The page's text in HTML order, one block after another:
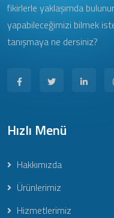
fikirlerle yaklaşımda
yapabileceğimizi bilmek
tanışmaya ne dersiniz?
Hızlı Menü
Hakkımızda
Ürünlerimiz
Hizmetlerimiz